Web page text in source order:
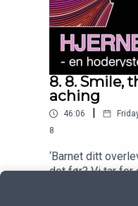
8. 8. Smile,
aching
46:06 |
8
‘Barnet ditt
det før? Vi tar for